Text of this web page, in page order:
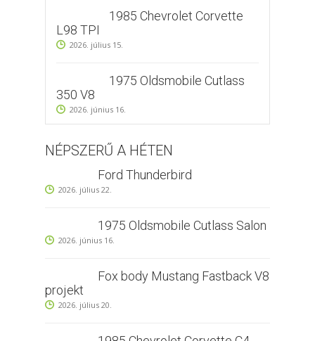
1985 Chevrolet Corvette
L98 TPI
2026. július 15.
1975 Oldsmobile Cutlass
350 V8
2026. június 16.
NÉPSZERŰ A HÉTEN
Ford Thunderbird
2026. július 22.
1975 Oldsmobile Cutlass Salon
2026. június 16.
Fox body Mustang Fastback V8
projekt
2026. július 20.